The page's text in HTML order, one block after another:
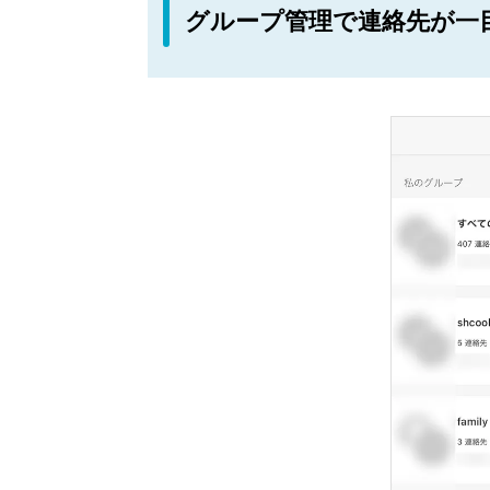
グループ管理で連絡先が一